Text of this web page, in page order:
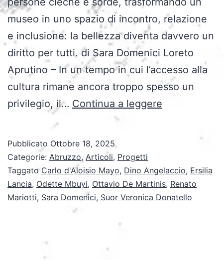
museo in uno spazio di incontro, relazione
e inclusione: la bellezza diventa davvero un
diritto per tutti. di Sara Domenici Loreto
Aprutino – In un tempo in cui l’accesso alla
cultura rimane ancora troppo spesso un
privilegio, il… Continua a leggere
tutti
e
per
Pubblicato Ottobre 18, 2025
Categorie: Abruzzo, Articoli, Progetti
Taggato Carlo d'Aloisio Mayo, Dino Angelaccio, Ersilia
Lancia, Odette Mbuyi, Ottavio De Martinis, Renato
Mariotti, Sara Domenici, Suor Veronica Donatello